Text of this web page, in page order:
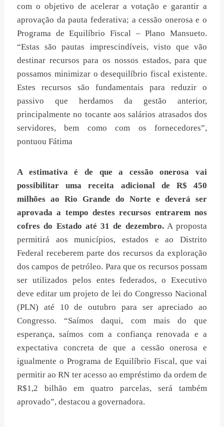
com o objetivo de acelerar a votação e garantir a
aprovação da pauta federativa; a cessão onerosa e o
Programa de Equilíbrio Fiscal – Plano Mansueto.
“Estas são pautas imprescindíveis, visto que vão
destinar recursos para os nossos estados, para que
possamos minimizar o desequilíbrio fiscal existente.
Estes recursos são fundamentais para reduzir o
passivo que herdamos da gestão anterior,
principalmente no tocante aos salários atrasados dos
servidores, bem como com os fornecedores”,
pontuou Fátima
A estimativa é de que a cessão onerosa vai
possibilitar uma receita adicional de R$ 450
milhões ao Rio Grande do Norte e deverá ser
aprovada a tempo destes recursos entrarem nos
cofres do Estado até 31 de dezembro.A proposta
permitirá aos municípios, estados e ao Distrito
Federal receberem parte dos recursos da exploração
dos campos de petróleo. Para que os recursos possam
ser utilizados pelos entes federados, o Executivo
deve editar um projeto de lei do Congresso Nacional
(PLN) até 10 de outubro para ser apreciado ao
Congresso. “Saímos daqui, com mais do que
esperança, saímos com a confiança renovada e a
expectativa concreta de que a cessão onerosa e
igualmente o Programa de Equilíbrio Fiscal, que vai
permitir ao RN ter acesso ao empréstimo da ordem de
R$1,2 bilhão em quatro parcelas, será também
aprovado”, destacou a governadora.